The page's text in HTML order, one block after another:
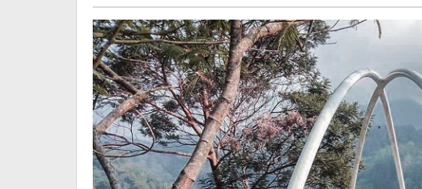
Lilis
Dewi